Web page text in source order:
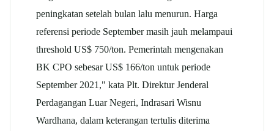
peningkatan setelah bulan lalu menurun. Harga
referensi periode September masih jauh melampaui
threshold US$ 750/ton. Pemerintah mengenakan
BK CPO sebesar US$ 166/ton untuk periode
September 2021," kata Plt. Direktur Jenderal
Perdagangan Luar Negeri, Indrasari Wisnu
Wardhana, dalam keterangan tertulis diterima